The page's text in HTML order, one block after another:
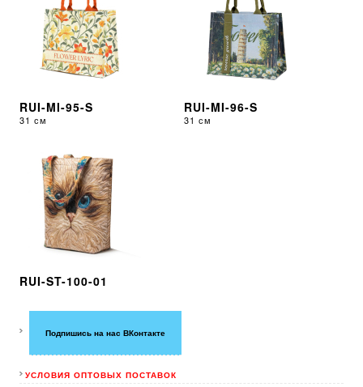
RUI-MI-95-S
31 см
RUI-MI-96-S
31 см
RUI-ST-100-01
Подпишись на нас ВКонтакте
УСЛОВИЯ ОПТОВЫХ ПОСТАВОК